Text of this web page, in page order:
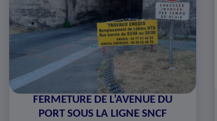
FERMETURE DE L’AVENUE DU
PORT SOUS LA LIGNE SNCF